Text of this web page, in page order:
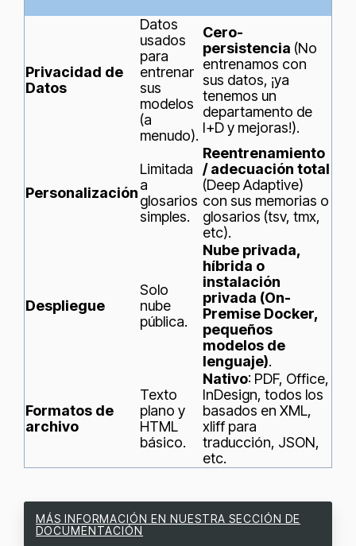
Privacidad de
Datos
Datos
usados
para
entrenar
sus
modelos
(a
menudo).
Cero-
persistencia (No
entrenamos con
sus datos, ¡ya
tenemos un
departamento de
I+D y mejoras!).
Personalización
Limitada
a
glosarios
simples.
Reentrenamiento
/ adecuación total
(Deep Adaptive)
con sus memorias o
glosarios (tsv, tmx,
etc).
Despliegue
Solo
nube
pública.
Nube privada,
híbrida o
instalación
privada (On-
Premise Docker,
pequeños
modelos de
lenguaje).
Formatos de
archivo
Texto
plano y
HTML
básico.
Nativo: PDF, Office,
InDesign, todos los
basados en XML,
xliff para
traducción, JSON,
etc.
MÁS INFORMACIÓN EN NUESTRA SECCIÓN DE
DOCUMENTACIÓN